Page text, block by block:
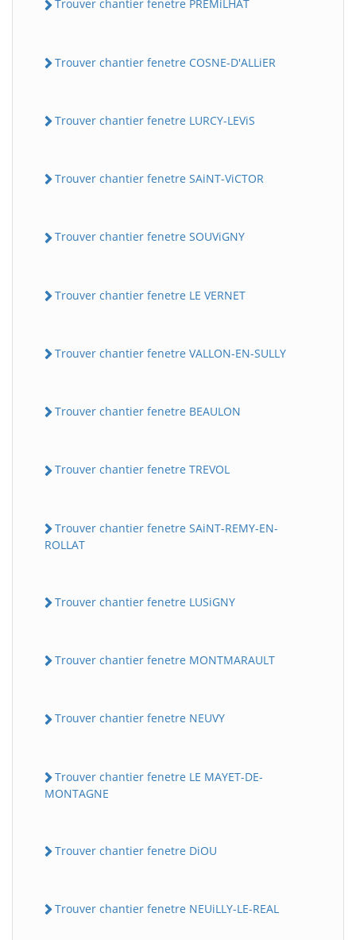
Trouver chantier fenetre PREMiLHAT
Trouver chantier fenetre COSNE-D'ALLiER
Trouver chantier fenetre LURCY-LEViS
Trouver chantier fenetre SAiNT-ViCTOR
Trouver chantier fenetre SOUViGNY
Trouver chantier fenetre LE VERNET
Trouver chantier fenetre VALLON-EN-SULLY
Trouver chantier fenetre BEAULON
Trouver chantier fenetre TREVOL
Trouver chantier fenetre SAiNT-REMY-EN-
ROLLAT
Trouver chantier fenetre LUSiGNY
Trouver chantier fenetre MONTMARAULT
Trouver chantier fenetre NEUVY
Trouver chantier fenetre LE MAYET-DE-
MONTAGNE
Trouver chantier fenetre DiOU
Trouver chantier fenetre NEUiLLY-LE-REAL